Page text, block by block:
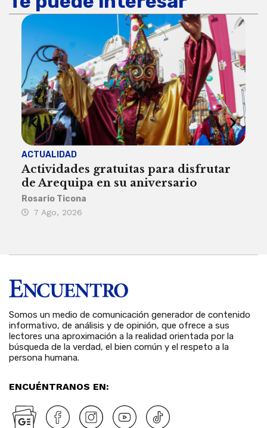
ACTUALIDAD
Actividades gratuitas para disfrutar
de Arequipa en su aniversario
Rosario Ticona
7 Ago, 2026
Somos un medio de comunicación generador de contenido
informativo, de análisis y de opinión, que ofrece a sus
lectores una aproximación a la realidad orientada por la
búsqueda de la verdad, el bien común y el respeto a la
persona humana.
ENCUÉNTRANOS EN: